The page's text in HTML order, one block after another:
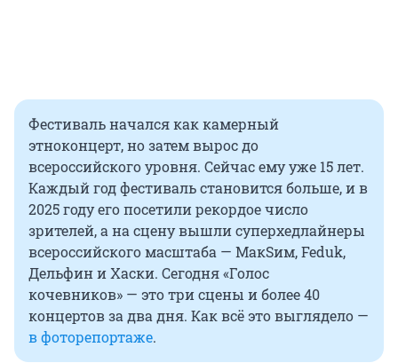
Фестиваль начался как камерный
этноконцерт, но затем вырос до
всероссийского уровня. Сейчас ему уже 15 лет.
Каждый год фестиваль становится больше, и в
2025 году его посетили рекордое число
зрителей, а на сцену вышли суперхедлайнеры
всероссийского масштаба — МакSим, Feduk,
Дельфин и Хаски. Сегодня «Голос
кочевников» — это три сцены и более 40
концертов за два дня. Как всё это выглядело —
в фоторепортаже.